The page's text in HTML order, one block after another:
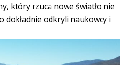
który rzuca nowe światło nie
dokładnie odkryli naukowcy i